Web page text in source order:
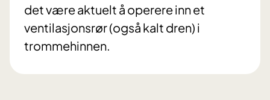
det være aktuelt å operere inn et
ventilasjonsrør (også kalt dren) i
trommehinnen.